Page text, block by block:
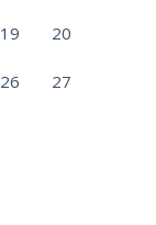
19 20
26 27